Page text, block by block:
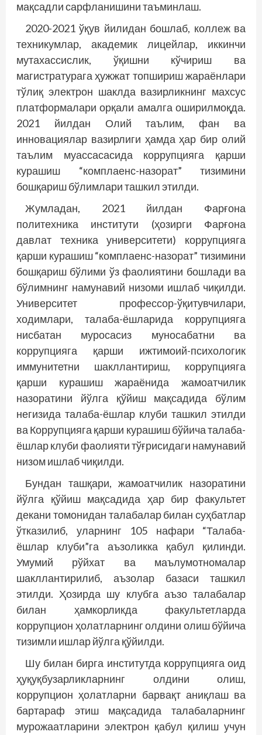
мақсадли сарфланишини таъминлаш.
2020-2021 ўқув йилидан бошлаб, коллеж ва
техникумлар, академик лицейлар, иккинчи
мутахассислик, ўқишни кўчириш ва
магистратурага ҳужжат топшириш жараёнлари
тўлиқ электрон шаклда вазирликнинг махсус
платформалари орқали амалга оширилмоқда.
2021 йилдан Олий таълим, фан ва
инновациялар вазирлиги ҳамда ҳар бир олий
таълим муассасасида коррупцияга қарши
курашиш “комплаенс-назорат” тизимини
бошқариш бўлимлари ташкил этилди.
Жумладан, 2021 йилдан Фарғона
политехника институти (ҳозирги Фарғона
давлат техника университети) коррупцияга
қарши курашиш “комплаенс-назорат” тизимини
бошқариш бўлими ўз фаолиятини бошлади ва
бўлимнинг намунавий низоми ишлаб чиқилди.
Университет профессор-ўқитувчилари,
ходимлари, талаба-ёшларида коррупцияга
нисбатан муросасиз муносабатни ва
коррупцияга қарши ижтимоий-психологик
иммунитетни шакллантириш, коррупцияга
қарши курашиш жараёнида жамоатчилик
назоратини йўлга қўйиш мақсадида бўлим
негизида талаба-ёшлар клуби ташкил этилди
ва Коррупцияга қарши курашиш бўйича талаба-
ёшлар клуби фаолияти тўғрисидаги намунавий
низом ишлаб чиқилди.
Бундан ташқари, жамоатчилик назоратини
йўлга қўйиш мақсадида ҳар бир факультет
декани томонидан талабалар билан суҳбатлар
ўтказилиб, уларнинг 105 нафари “Талаба-
ёшлар клуби”га аъзоликка қабул қилинди.
Умумий рўйхат ва маълумотномалар
шакллантирилиб, аъзолар базаси ташкил
этилди. Ҳозирда шу клубга аъзо талабалар
билан ҳамкорликда факультетларда
коррупцион ҳолатларнинг олдини олиш бўйича
тизимли ишлар йўлга қўйилди.
Шу билан бирга институтда коррупцияга оид
ҳуқуқбузарликларнинг олдини олиш,
коррупцион ҳолатларни барвақт аниқлаш ва
бартараф этиш мақсадида талабаларнинг
мурожаатларини электрон қабул қилиш учун